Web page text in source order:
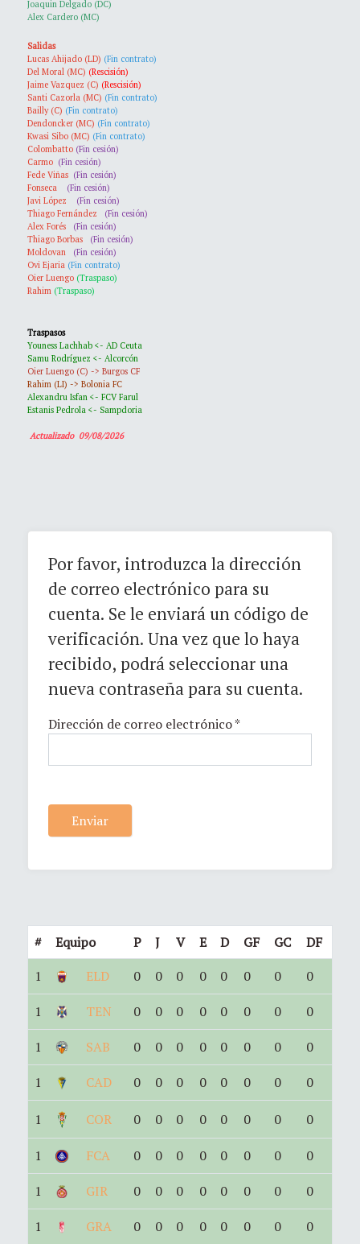
Joaquin Delgado (DC)
Alex Cardero (MC)
Salidas
Lucas Ahijado (LD) (Fin contrato)
Del Moral (MC) (Rescisión)
Jaime Vazquez (C) (Rescisión)
Santi Cazorla (MC) (Fin contrato)
Bailly (C) (Fin contrato)
Dendoncker (MC) (Fin contrato)
Kwasi Sibo (MC) (Fin contrato)
Colombatto (Fin cesión)
Carmo (Fin cesión)
Fede Viñas (Fin cesión)
Fonseca
(Fin cesión)
Javi López
(Fin cesión)
Thiago Fernández (Fin cesión)
Alex Forés (Fin cesión)
Thiago Borbas (Fin cesión)
Moldovan (Fin cesión)
Ovi Ejaria (Fin contrato)
Oier Luengo (Traspaso)
Rahim (Traspaso)
Traspasos
Youness Lachhab <- AD Ceuta
Samu Rodríguez <- Alcorcón
Oier Luengo (C) -> Burgos CF
Rahim (LI) -> Bolonia FC
Alexandru Isfan <- FCV Farul
Estanis Pedrola <- Sampdoria
Actualizado 09/08/2026
Por favor, introduzca la dirección
de correo electrónico para su
cuenta. Se le enviará un código de
verificación. Una vez que lo haya
recibido, podrá seleccionar una
nueva contraseña para su cuenta.
Dirección de correo electrónico*
Enviar
# Equipo P J V E D GF GC
DF
1
ELD 0 0 0 0 0 0 0
0
1
TEN 0 0 0 0 0 0 0
0
1
SAB 0 0 0 0 0 0 0
0
1
CAD 0 0 0 0 0 0 0 0
1 COR 0 0 0 0 0 0 0 0
1 FCA 0 0 0 0 0 0 0
0
1
GIR 0 0 0 0 0 0 0
0
1
GRA 0 0 0 0 0 0 0
0